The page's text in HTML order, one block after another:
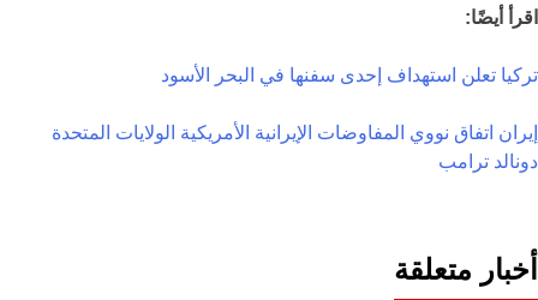
اقرأ أيضًا:
تركيا تعلن استهداف إحدى سفنها في البحر الأسود
إيران اتفاق نووي المفاوضات الإيرانية الأمريكية الولايات المتحدة
دونالد ترامب
أخبار متعلقة